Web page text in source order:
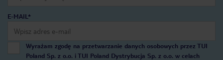
E-MAIL*
Wyrażam zgodę na przetwarzanie danych osobowych przez TUI
Poland Sp. z o.o. i TUI Poland Dystrybucja Sp. z o.o. w celach